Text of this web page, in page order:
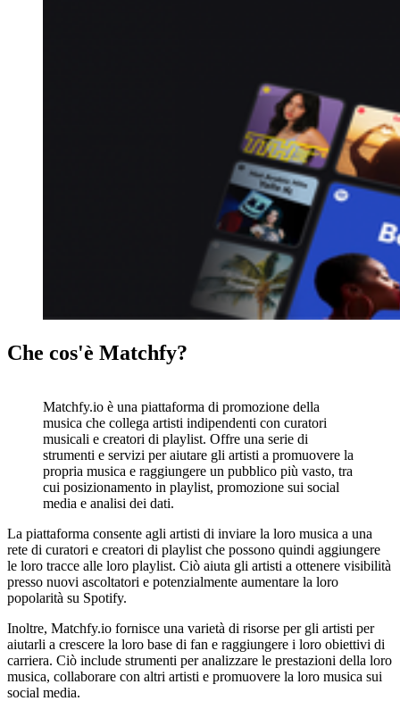
Che cos'è Matchfy?
Matchfy.io è una piattaforma di promozione della
musica che collega artisti indipendenti con curatori
musicali e creatori di playlist. Offre una serie di
strumenti e servizi per aiutare gli artisti a promuovere la
propria musica e raggiungere un pubblico più vasto, tra
cui posizionamento in playlist, promozione sui social
media e analisi dei dati.
La piattaforma consente agli artisti di inviare la loro musica a una
rete di curatori e creatori di playlist che possono quindi aggiungere
le loro tracce alle loro playlist. Ciò aiuta gli artisti a ottenere visibilità
presso nuovi ascoltatori e potenzialmente aumentare la loro
popolarità su Spotify.
Inoltre, Matchfy.io fornisce una varietà di risorse per gli artisti per
aiutarli a crescere la loro base di fan e raggiungere i loro obiettivi di
carriera. Ciò include strumenti per analizzare le prestazioni della loro
musica, collaborare con altri artisti e promuovere la loro musica sui
social media.